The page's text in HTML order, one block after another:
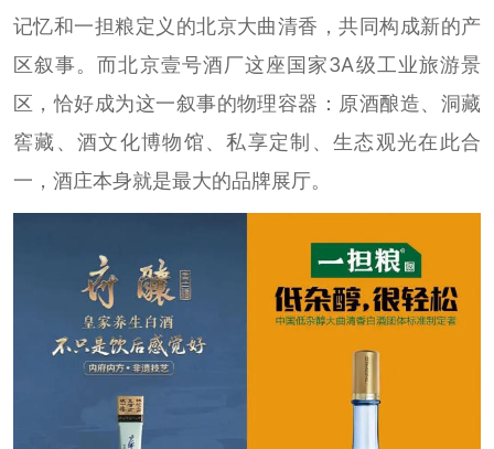
记忆和一担粮定义的北京大曲清香，共同构成新的产
区叙事。而北京壹号酒厂这座国家3A级工业旅游景
区，恰好成为这一叙事的物理容器：原酒酿造、洞藏
窖藏、酒文化博物馆、私享定制、生态观光在此合
一，酒庄本身就是最大的品牌展厅。